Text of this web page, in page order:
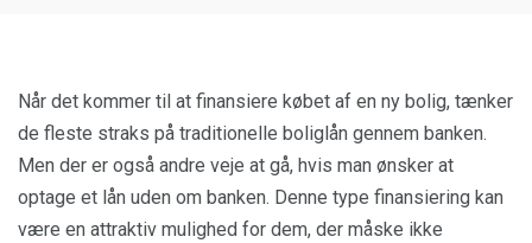
Når det kommer til at finansiere købet af en ny bolig, tænker
de fleste straks på traditionelle boliglån gennem banken.
Men der er også andre veje at gå, hvis man ønsker at
optage et lån uden om banken. Denne type finansiering kan
være en attraktiv mulighed for dem, der måske ikke